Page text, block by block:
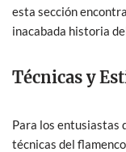
esta sección
inacabada historia
Técnicas y
Para los entusiastas
técnicas del